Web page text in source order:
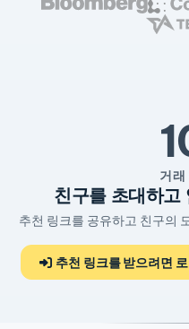
거래
친구를 초대하고
추천 링크를 공유하고 친구의
추천 링크를 받으려면